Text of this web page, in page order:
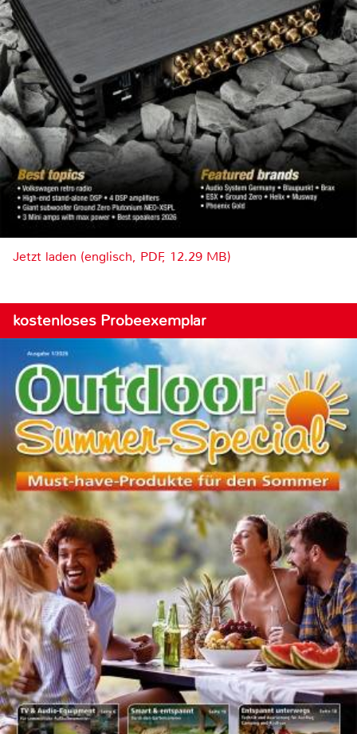
Jetzt laden (englisch, PDF, 12.29 MB)
kostenloses Probeexemplar